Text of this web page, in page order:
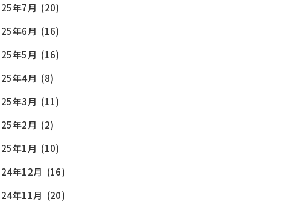
年7月 (20)
年6月 (16)
年5月 (16)
年4月 (8)
年3月 (11)
年2月 (2)
年1月 (10)
年12月 (16)
年11月 (20)